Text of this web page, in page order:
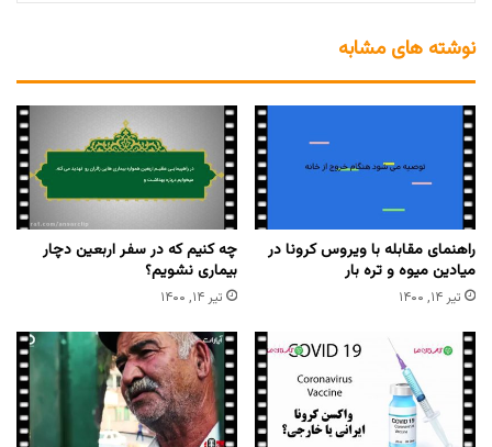
نوشته های مشابه
راهنمای مقابله با ویروس کرونا در
میادین میوه و تره بار
تیر ۱۴, ۱۴۰۰
چه کنیم که در سفر اربعین دچار
بیماری نشویم؟
تیر ۱۴, ۱۴۰۰